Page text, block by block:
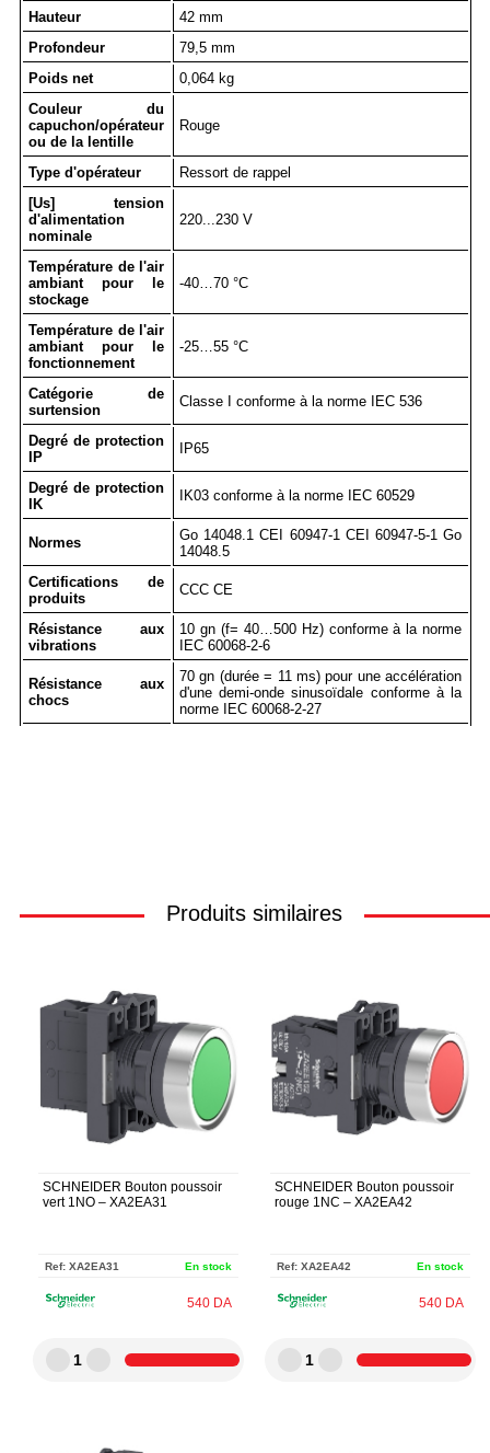
Hauteur
42 mm
Profondeur
79,5 mm
Poids net
0,064 kg
Couleur du
capuchon/opérateur
ou de la lentille
Rouge
Type d'opérateur
Ressort de rappel
[Us] tension
d'alimentation
nominale
220...230 V
Température de l'air
ambiant pour le
stockage
-40…70 °C
Température de l'air
ambiant pour le
fonctionnement
-25…55 °C
Catégorie de
surtension
Classe I conforme à la norme IEC 536
Degré de protection
IP
IP65
Degré de protection
IK
IK03 conforme à la norme IEC 60529
Normes
Go 14048.1 CEI 60947-1 CEI 60947-5-1 Go
14048.5
Certifications de
produits
CCC CE
Résistance aux
vibrations
10 gn (f= 40…500 Hz) conforme à la norme
IEC 60068-2-6
Résistance aux
chocs
70 gn (durée = 11 ms) pour une accélération
d'une demi-onde sinusoïdale conforme à la
norme IEC 60068-2-27
Produits similaires
SCHNEIDER Bouton poussoir
vert 1NO – XA2EA31
Ref: XA2EA31 En stock
540 DA
1
SCHNEIDER Bouton poussoir
rouge 1NC – XA2EA42
Ref: XA2EA42 En stock
540 DA
1